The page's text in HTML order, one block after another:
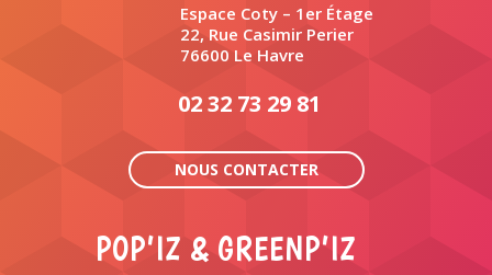
Espace Coty – 1er Étage
22, Rue Casimir Perier
76600 Le Havre
02 32 73 29 81
NOUS CONTACTER
POP’IZ & GREENP’IZ